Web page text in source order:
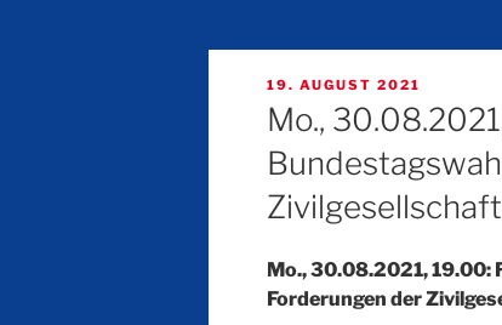
VERÖFFENTLICHT
AM
19. AUGUST 2021
Mo.,
Mo., 30.08.2021,
Forderungen der